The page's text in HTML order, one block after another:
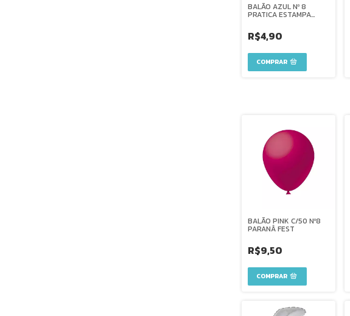
BALÃO AZUL Nº 8
PRATICA ESTAMPA
R$4,90
BALÃO PINK C/50 Nº8
PARANÂ FEST
R$9,50